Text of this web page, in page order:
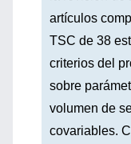
artículos
TSC de 38
criterios del
sobre
volumen de
covariables.